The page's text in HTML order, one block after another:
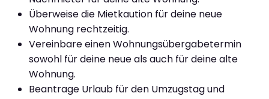
Überweise die Mietkaution für deine neue
Wohnung rechtzeitig.
Vereinbare einen Wohnungsübergabetermin
sowohl für deine neue als auch für deine alte
Wohnung.
Beantrage Urlaub für den Umzugstag und